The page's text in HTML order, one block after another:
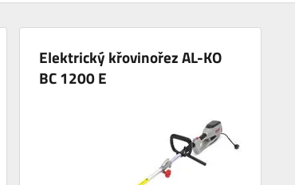
Elektrický křovinořez AL-KO
BC 1200 E